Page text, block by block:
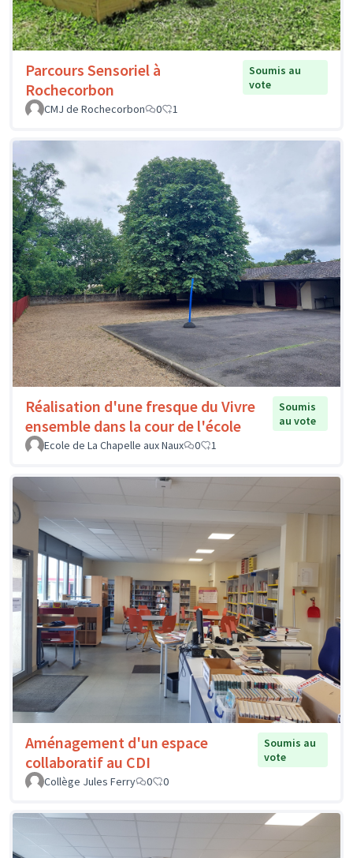
Parcours Sensoriel à
Rochecorbon
Soumis au
vote
CMJ de Rochecorbon
0 1
Réalisation d'une fresque du Vivre
ensemble dans la cour de l'école
Soumis
au vote
Ecole de La Chapelle aux Naux
0 1
Aménagement d'un espace
collaboratif au CDI
Soumis au
vote
Collège Jules Ferry
0 0